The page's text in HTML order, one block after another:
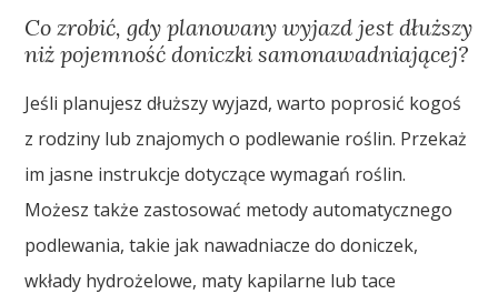
Co zrobić, gdy planowany wyjazd jest dłuższy
niż pojemność doniczki samonawadniającej?
Jeśli planujesz dłuższy wyjazd, warto poprosić kogoś
z rodziny lub znajomych o podlewanie roślin. Przekaż
im jasne instrukcje dotyczące wymagań roślin.
Możesz także zastosować metody automatycznego
podlewania, takie jak nawadniacze do doniczek,
wkłady hydrożelowe, maty kapilarne lub tace